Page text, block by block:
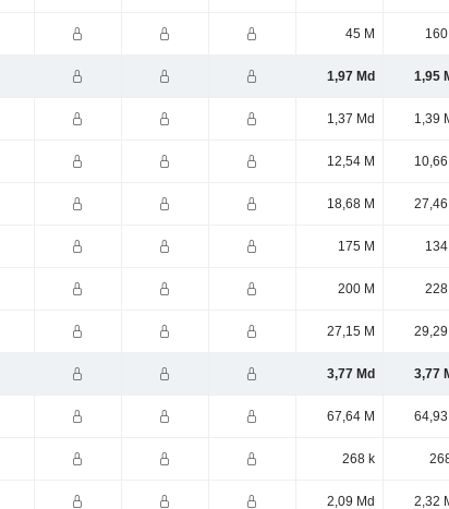
45 M 160
1,97 Md 1,95
1,37 Md 1,39
12,54 M 10,66
18,68 M 27,46
175 M 134
200 M 228
27,15 M 29,29
3,77 Md 3,77
67,64 M 64,93
268 k
2,09 Md 2,32